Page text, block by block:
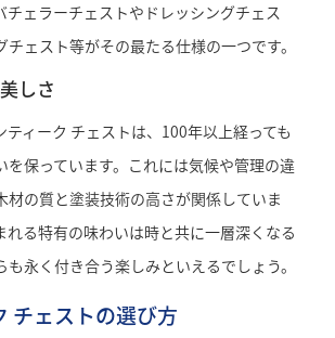
チェラーチェストやドレッシングチェス
チェスト等がその最たる仕様の一つです。
しさ
ティーク チェストは、100年以上経っても
を保っています。これには気候や管理の違
材の質と塗装技術の高さが関係していま
れる特有の味わいは時と共に一層深くなる
も永く付き合う楽しみといえるでしょう。
チェストの選び方